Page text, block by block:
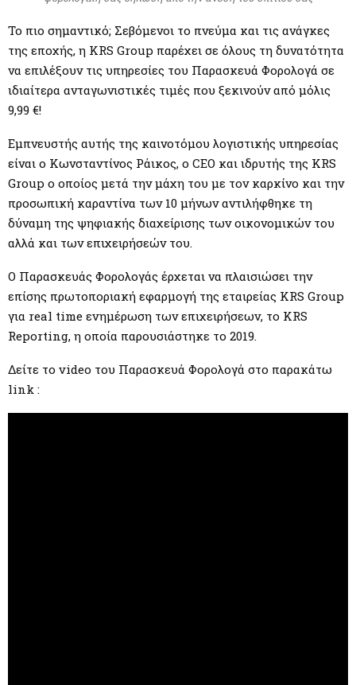
Το πιο σημαντικό; Σεβόμενοι το πνεύμα και τις ανάγκες
της εποχής, η KRS Group παρέχει σε όλους τη δυνατότητα
να επιλέξουν τις υπηρεσίες του Παρασκευά Φορολογά σε
ιδιαίτερα ανταγωνιστικές τιμές που ξεκινούν από μόλις
9,99 €!
Εμπνευστής αυτής της καινοτόμου λογιστικής υπηρεσίας
είναι ο Κωνσταντίνος Ράικος, ο CEO και ιδρυτής της KRS
Group ο οποίος μετά την μάχη του με τον καρκίνο και την
προσωπική καραντίνα των 10 μήνων αντιλήφθηκε τη
δύναμη της ψηφιακής διαχείρισης των οικονομικών του
αλλά και των επιχειρήσεών του.
Ο Παρασκευάς Φορολογάς έρχεται να πλαισιώσει την
επίσης πρωτοποριακή εφαρμογή της εταιρείας KRS Group
για real time ενημέρωση των επιχειρήσεων, το KRS
Reporting, η οποία παρουσιάστηκε το 2019.
Δείτε το video του Παρασκευά Φορολογά στο παρακάτω
link :